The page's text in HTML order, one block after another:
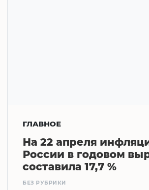
ГЛАВНОЕ
На 22 апреля
России в годовом
составила 17,7 %
БЕЗ РУБРИКИ